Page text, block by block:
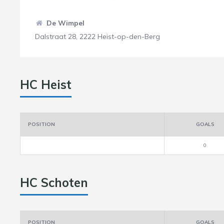
De Wimpel
Dalstraat 28, 2222 Heist-op-den-Berg
HC Heist
POSITION GOALS
0
HC Schoten
POSITION GOALS